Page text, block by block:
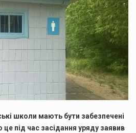
школи мають бути забезпечені
під час засідання уряду заявив